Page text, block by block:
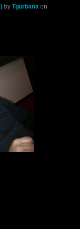
by Tgurbana on